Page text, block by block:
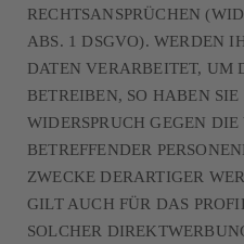
RECHTSANSPRÜCHEN
ABS. 1 DSGVO). WERDEN
DATEN VERARBEITET, UM
BETREIBEN, SO HABEN
WIDERSPRUCH GEGEN
BETREFFENDER
ZWECKE DERARTIGER
GILT AUCH FÜR DAS
SOLCHER